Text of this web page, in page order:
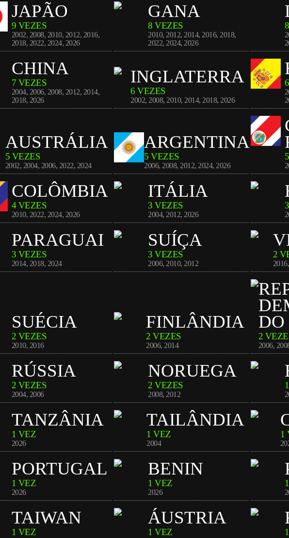
JAPÃO
9 VEZES
2002, 2008, 2010, 2012, 2016,
2018, 2022, 2024, 2026
GANA
8 VEZES
2010, 2012, 2014, 2016, 2018,
2022, 2024, 2026
CHINA
7 VEZES
2004, 2006, 2008, 2012, 2014,
2018, 2026
INGLATERRA
6 VEZES
2002, 2008, 2010, 2014, 2018, 2026
AUSTRÁLIA
5 VEZES
2002, 2004, 2006, 2022, 2024
ARGENTINA
5 VEZES
2006, 2008, 2012, 2024, 2026
COLÔMBIA
4 VEZES
2010, 2022, 2024, 2026
ITÁLIA
3 VEZES
2004, 2012, 2026
PARAGUAI
3 VEZES
2014, 2018, 2024
SUÍÇA
3 VEZES
2006, 2010, 2012
2
2016,
SUÉCIA
2 VEZES
2010, 2016
FINLÂNDIA
2 VEZES
2006, 2014
DO
2
2006,
RÚSSIA
2 VEZES
2004, 2006
NORUEGA
2 VEZES
2008, 2012
TANZÂNIA
1 VEZ
2026
TAILÂNDIA
1 VEZ
2004
1
PORTUGAL
1 VEZ
2026
BENIN
1 VEZ
2026
TAIWAN
1 VEZ
ÁUSTRIA
1 VEZ